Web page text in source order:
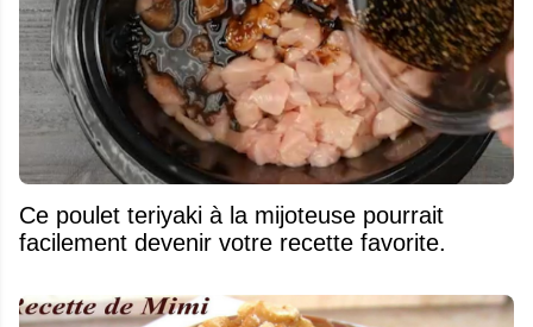
Ce poulet teriyaki à la mijoteuse pourrait
facilement devenir votre recette favorite.